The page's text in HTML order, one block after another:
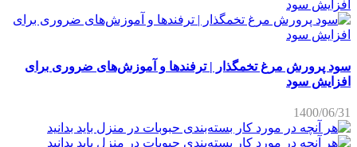
سود پرورش مرغ تخمگذار | ترفندها و آموزش‌های ضروری برای
افزایش سود
1400/06/31